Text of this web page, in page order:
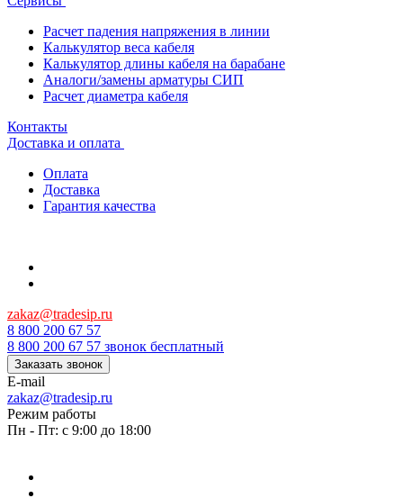
Расчет падения напряжения в линии
Калькулятор веса кабеля
Калькулятор длины кабеля на барабане
Аналоги/замены арматуры СИП
Расчет диаметра кабеля
Контакты
Доставка и оплата
Оплата
Доставка
Гарантия качества
zakaz@tradesip.ru
8 800 200 67 57
8 800 200 67 57 звонок бесплатный
Заказать звонок
E-mail
zakaz@tradesip.ru
Режим работы
Пн - Пт: с 9:00 до 18:00